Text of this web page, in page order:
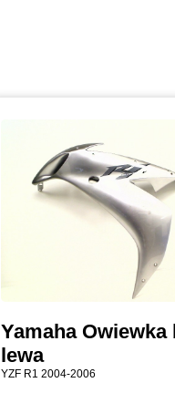
Yamaha Owiewka
lewa
YZF R1 2004-2006